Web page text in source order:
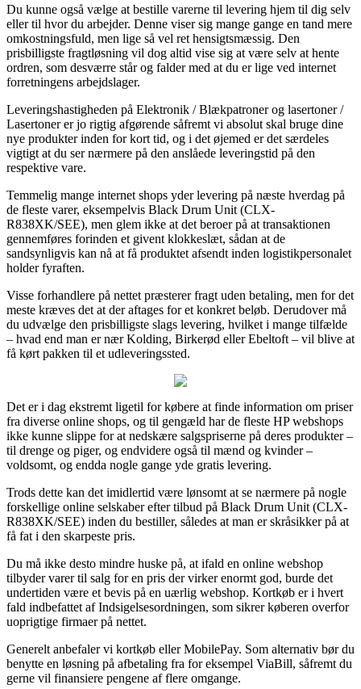
Du kunne også vælge at bestille varerne til levering hjem til dig selv
eller til hvor du arbejder. Denne viser sig mange gange en tand mere
omkostningsfuld, men lige så vel ret hensigtsmæssig. Den
prisbilligste fragtløsning vil dog altid vise sig at være selv at hente
ordren, som desværre står og falder med at du er lige ved internet
forretningens arbejdslager.
Leveringshastigheden på Elektronik / Blækpatroner og lasertoner /
Lasertoner er jo rigtig afgørende såfremt vi absolut skal bruge dine
nye produkter inden for kort tid, og i det øjemed er det særdeles
vigtigt at du ser nærmere på den anslåede leveringstid på den
respektive vare.
Temmelig mange internet shops yder levering på næste hverdag på
de fleste varer, eksempelvis Black Drum Unit (CLX-
R838XK/SEE), men glem ikke at det beroer på at transaktionen
gennemføres forinden et givent klokkeslæt, sådan at de
sandsynligvis kan nå at få produktet afsendt inden logistikpersonalet
holder fyraften.
Visse forhandlere på nettet præsterer fragt uden betaling, men for det
meste kræves det at der aftages for et konkret beløb. Derudover må
du udvælge den prisbilligste slags levering, hvilket i mange tilfælde
– hvad end man er nær Kolding, Birkerød eller Ebeltoft – vil blive at
få kørt pakken til et udleveringssted.
Det er i dag ekstremt ligetil for købere at finde information om priser
fra diverse online shops, og til gengæld har de fleste HP webshops
ikke kunne slippe for at nedskære salgspriserne på deres produkter –
til drenge og piger, og endvidere også til mænd og kvinder –
voldsomt, og endda nogle gange yde gratis levering.
Trods dette kan det imidlertid være lønsomt at se nærmere på nogle
forskellige online selskaber efter tilbud på Black Drum Unit (CLX-
R838XK/SEE) inden du bestiller, således at man er skråsikker på at
få fat i den skarpeste pris.
Du må ikke desto mindre huske på, at ifald en online webshop
tilbyder varer til salg for en pris der virker enormt god, burde det
undertiden være et bevis på en uærlig webshop. Kortkøb er i hvert
fald indbefattet af Indsigelsesordningen, som sikrer køberen overfor
uoprigtige firmaer på nettet.
Generelt anbefaler vi kortkøb eller MobilePay. Som alternativ bør du
benytte en løsning på afbetaling fra for eksempel ViaBill, såfremt du
gerne vil finansiere pengene af flere omgange.